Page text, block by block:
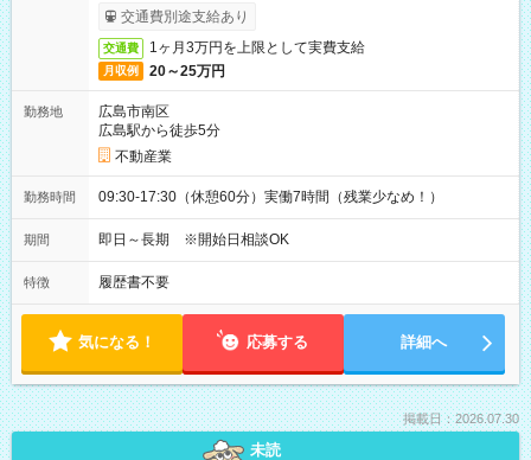
ービス利用可（利用条件有）
交通費別途支給あり
交通費 1ヶ月3万円を上限として実費支給
月収例 20～25万円
勤務地
広島市南区
広島駅から徒歩5分
不動産業
勤務時間 09:30-17:30（休憩60分）実働7時間（残業少なめ！）
期間 即日～長期 ※開始日相談OK
特徴 履歴書不要
気になる！ 応募する 詳細へ
掲載日：2026.07.30
未読